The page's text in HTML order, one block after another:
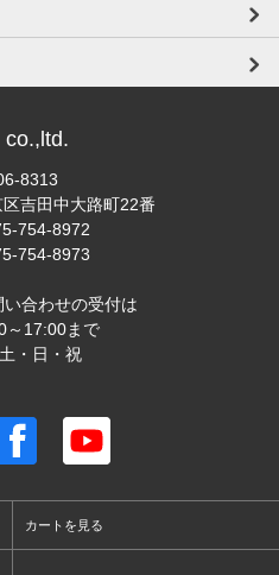
co.,ltd.
8313
吉田中大路町22番
754-8972
754-8973
合わせの受付は
～17:00まで
・日・祝
カートを見る